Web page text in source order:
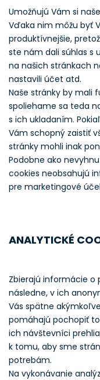
Umožňujú Vám si
Vďaka nim môžu byť
produktívnejšie,
ste nám dali súhlas s
na našich stránkach
nastavili účet atd.
Naše stránky by mali
spoliehame sa teda
s ich ukladaním.
Vám schopný zaistiť
stránky mohli inak
Podobne ako
cookies neobsahujú
pre marketingové
ANALYTICKÉ
Zbierajú informácie o
následne, v ich
Vás spätne
pomáhajú pochopiť
ich návštevníci
k tomu, aby sme
potrebám.
Na vykonávanie